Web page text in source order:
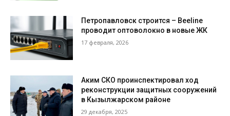
Петропавловск строится – Beeline
проводит оптоволокно в новые ЖК
17 февраля, 2026
Аким СКО проинспектировал ход
реконструкции защитных сооружений
в Кызылжарском районе
29 декабря, 2025